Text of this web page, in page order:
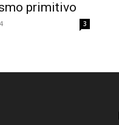
primitivo
3